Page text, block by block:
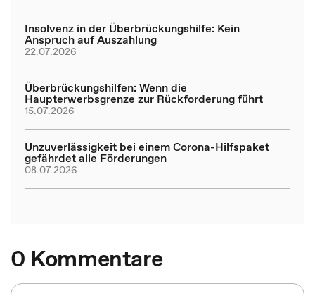
Insolvenz in der Überbrückungshilfe: Kein
Anspruch auf Auszahlung
22.07.2026
Überbrückungshilfen: Wenn die
Haupterwerbsgrenze zur Rückforderung führt
15.07.2026
Unzuverlässigkeit bei einem Corona-Hilfspaket
gefährdet alle Förderungen
08.07.2026
0 Kommentare